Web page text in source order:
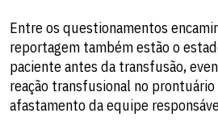
Entre os questionamentos
reportagem também estão o
paciente antes da transfusão,
reação transfusional no
afastamento da equipe